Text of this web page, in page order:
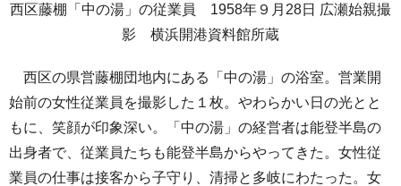
西区藤棚「中の湯」の従業員 1958年９月28日 広瀬始親撮
影 横浜開港資料館所蔵
西区の県営藤棚団地内にある「中の湯」の浴室。営業開
始前の女性従業員を撮影した１枚。やわらかい日の光とと
もに、笑顔が印象深い。「中の湯」の経営者は能登半島の
出身者で、従業員たちも能登半島からやってきた。女性従
業員の仕事は接客から子守り、清掃と多岐にわたった。女